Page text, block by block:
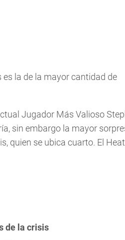
la de la mayor cantidad de
Jugador Más Valioso
sin embargo la mayor
quien se ubica cuarto. El
de la crisis